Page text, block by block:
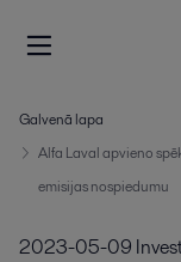
Galvenā lapa
Alfa Laval apvieno
emisijas nospiedumu
2023-05-09